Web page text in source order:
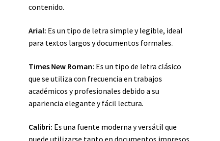
contenido.
Arial: Es un tipo de letra simple y legible, ideal
para textos largos y documentos formales.
Times New Roman: Es un tipo de letra clásico
que se utiliza con frecuencia en trabajos
académicos y profesionales debido a su
apariencia elegante y fácil lectura.
Calibri: Es una fuente moderna y versátil que
puede utilizarse tanto en documentos impresos